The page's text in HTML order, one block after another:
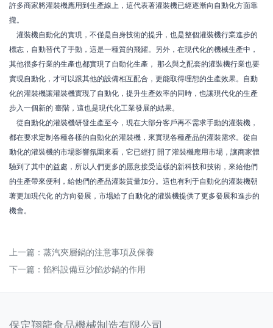
許多商家將灌裝機應用到生產線上，這代表著灌裝機已經逐漸向自動化方面靠
攏。
灌裝機自動化的實現，不僅是自身技術的提升，也是整個灌裝機行業進步的
標志，自動替代了手動，這是一種質的飛躍。另外，在現代化的機械生產中，
其他很多行業的生產也都實現了自動化生產， 那么與之配套的灌裝機行業也要
實現自動化，才可以跟其他的設備相互配合，更能取得理想的生產效果。自動
化的灌裝機讓灌裝機實現了自動化，提升生產效率的同時，也讓現代化的生產
步入一個新的 臺階，這也是現代化工業發展的結果。
從自動化的灌裝機研發生產至今，現在大部分客戶再不需求手動的灌裝機，
都在要求定制各種各樣的自動化的灌裝機，來實現各種產品的灌裝需求。從自
動化的灌裝機的市場影響氛圍來看，它已經打 開了灌裝機應用市場，讓商家體
驗到了其中的益處，所以人們更多的愿意接受這樣的新科技和技術，來給他們
的生產帶來便利，給他們的產品灌裝質量加分。這也有利于自動化的灌裝機朝
著更加現代化 的方向發展，市場給了自動化的灌裝機提供了更多發展和進步的
機會。
上一篇： 蒸汽夾層鍋的注意事項及保養
下一篇： 餡料設備豆沙餡炒鍋的作用
保定翔龍食品機械制造有限公司